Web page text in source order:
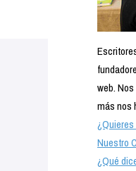
web.
más nos
Nuestro
¿Qué